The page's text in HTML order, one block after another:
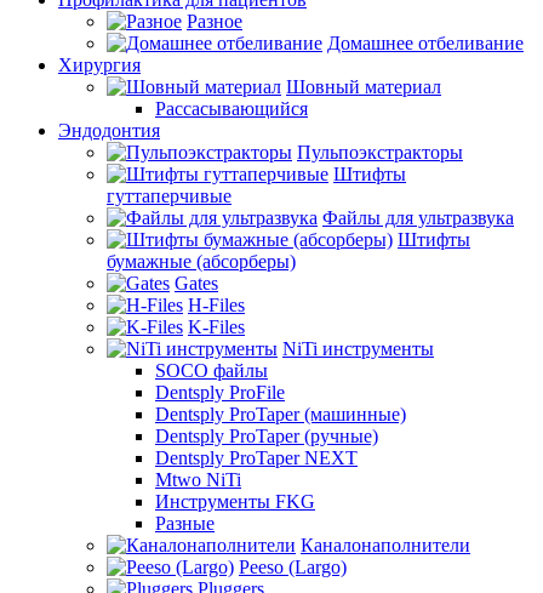
Разное
Домашнее отбеливание
Хирургия
Шовный материал
Рассасывающийся
Эндодонтия
Пульпоэкстракторы
Штифты
гуттаперчивые
Файлы для ультразвука
Штифты
бумажные (абсорберы)
Gates
H-Files
K-Files
NiTi инструменты
SOCO файлы
Dentsply ProFile
Dentsply ProTaper (машинные)
Dentsply ProTaper (ручные)
Dentsply ProTaper NEXT
Mtwo NiTi
Инструменты FKG
Разные
Каналонаполнители
Peeso (Largo)
Pluggers